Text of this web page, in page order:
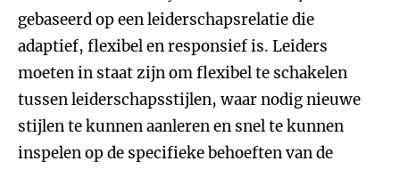
gebaseerd op een leiderschapsrelatie die
adaptief, flexibel en responsief is. Leiders
moeten in staat zijn om flexibel te schakelen
tussen leiderschapsstijlen, waar nodig nieuwe
stijlen te kunnen aanleren en snel te kunnen
inspelen op de specifieke behoeften van de